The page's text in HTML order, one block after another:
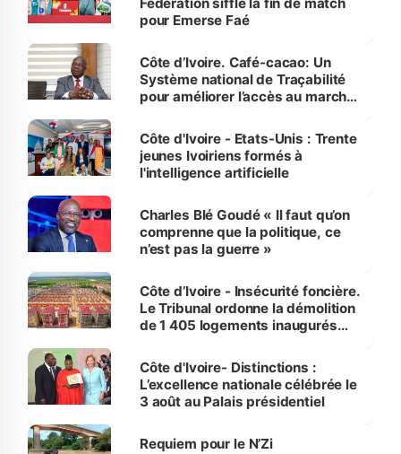
pour Emerse Faé
Côte d’Ivoire. Café-cacao: Un
Système national de Traçabilité
pour améliorer l’accès au marché
Côte d'Ivoire - Etats-Unis : Trente
jeunes Ivoiriens formés à
l'intelligence artificielle
Charles Blé Goudé « Il faut qu’on
comprenne que la politique, ce
n’est pas la guerre »
Côte d’Ivoire - Insécurité foncière.
Le Tribunal ordonne la démolition
de 1 405 logements inaugurés
Bassam
Côte d'Ivoire- Distinctions :
L’excellence nationale célébrée le
3 août au Palais présidentiel
Requiem pour le N’Zi